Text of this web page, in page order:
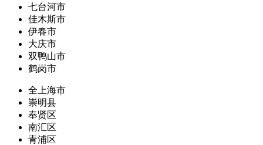
七台河市
佳木斯市
伊春市
大庆市
双鸭山市
鹤岗市
全上海市
崇明县
奉贤区
南汇区
青浦区